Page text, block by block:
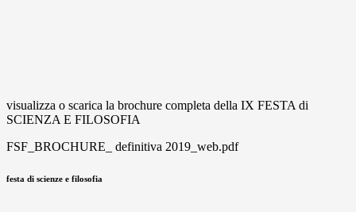
visualizza o scarica la brochure completa della IX FESTA di
SCIENZA E FILOSOFIA
FSF_BROCHURE_ definitiva 2019_web.pdf
festa di scienze e filosofia